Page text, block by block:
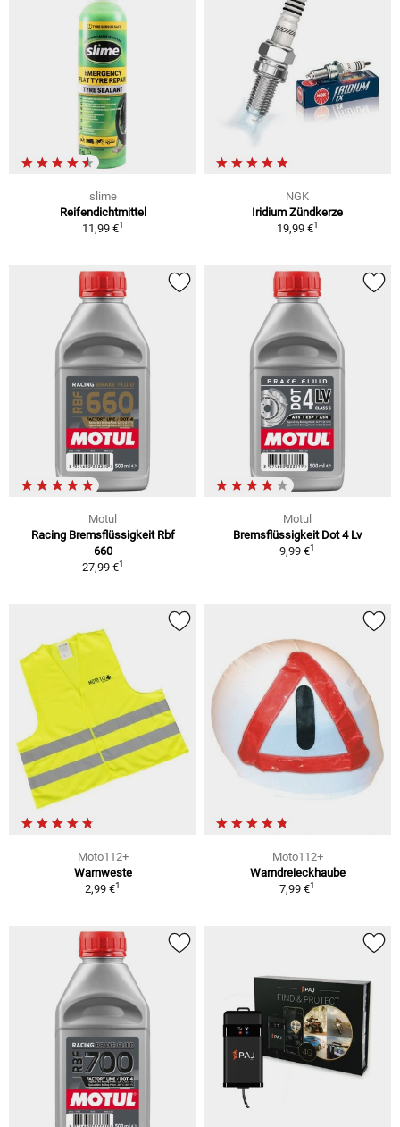
slime
Reifendichtmittel
11,99 €1
NGK
Iridium Zündkerze
19,99 €1
Motul
Racing Bremsflüssigkeit Rbf
660
27,99 €1
Motul
Bremsflüssigkeit Dot 4 Lv
9,99 €1
Moto112+
Warnweste
2,99 €1
Moto112+
Warndreieckhaube
7,99 €1